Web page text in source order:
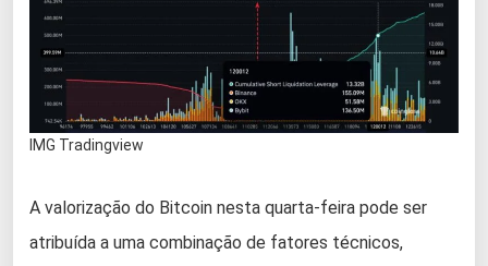
IMG Tradingview
A valorização do Bitcoin nesta quarta-feira pode ser
atribuída a uma combinação de fatores técnicos,